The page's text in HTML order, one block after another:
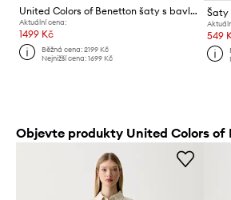
United Colors of Benetton šaty s bavlnou
Aktuální cena:
1499 Kč
Běžná cena:2199 Kč
Nejnižší cena:1699 Kč
Šaty
549
Objevte produkty United Colors of